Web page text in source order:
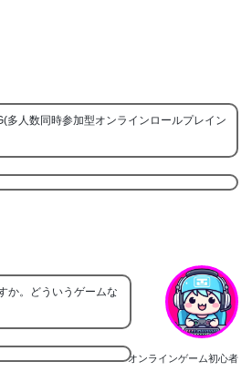
人数同時参加型オンラインロールプレイン
オンラインゲーム初心者
か。どういうゲームな